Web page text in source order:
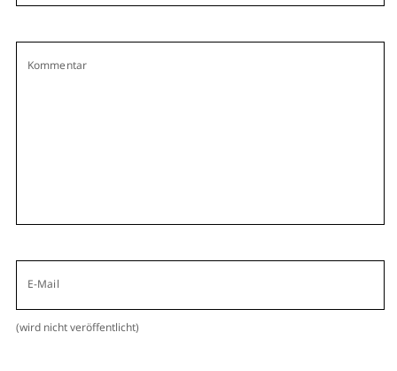
Kommentar
E-Mail
(wird nicht veröffentlicht)